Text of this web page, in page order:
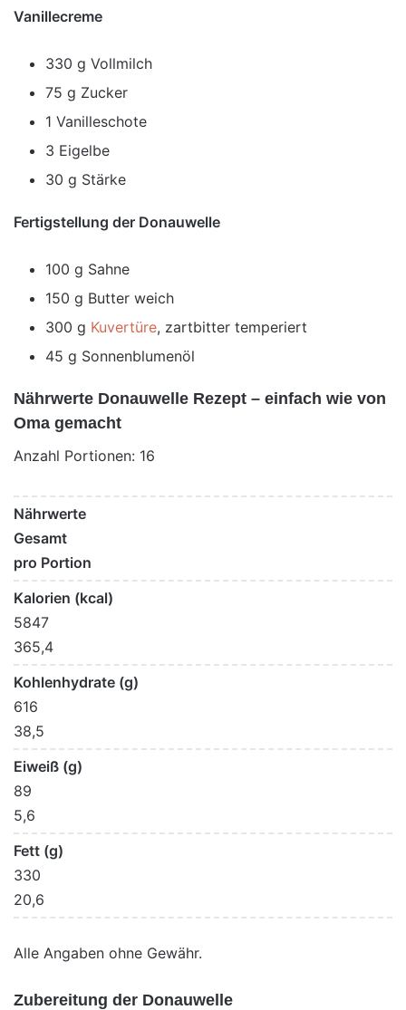
Vanillecreme
330 g Vollmilch
75 g Zucker
1 Vanilleschote
3 Eigelbe
30 g Stärke
Fertigstellung der Donauwelle
100 g Sahne
150 g Butter weich
300 g Kuvertüre, zartbitter temperiert
45 g Sonnenblumenöl
Nährwerte Donauwelle Rezept – einfach wie von
Oma gemacht
Anzahl Portionen: 16
Nährwerte
Gesamt
pro Portion
Kalorien (kcal)
5847
365,4
Kohlenhydrate (g)
616
38,5
Eiweiß (g)
89
5,6
Fett (g)
330
20,6
Alle Angaben ohne Gewähr.
Zubereitung der Donauwelle